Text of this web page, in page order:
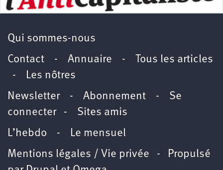
Qui sommes-nous
Contact - Annuaire -
Tous les articles
- Les nôtres
Newsletter- Abonnement - Se
connecter- Sites amis
L’hebdo - Le mensuel
Mentions légales / Vie privée - Propulsé